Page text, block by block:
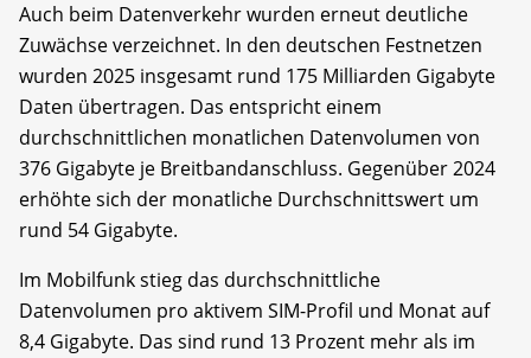
Auch beim Datenverkehr wurden erneut deutliche
Zuwächse verzeichnet. In den deutschen Festnetzen
wurden 2025 insgesamt rund 175 Milliarden Gigabyte
Daten übertragen. Das entspricht einem
durchschnittlichen monatlichen Datenvolumen von
376 Gigabyte je Breitbandanschluss. Gegenüber 2024
erhöhte sich der monatliche Durchschnittswert um
rund 54 Gigabyte.
Im Mobilfunk stieg das durchschnittliche
Datenvolumen pro aktivem SIM-Profil und Monat auf
8,4 Gigabyte. Das sind rund 13 Prozent mehr als im